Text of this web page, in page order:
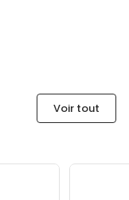
Voir tout